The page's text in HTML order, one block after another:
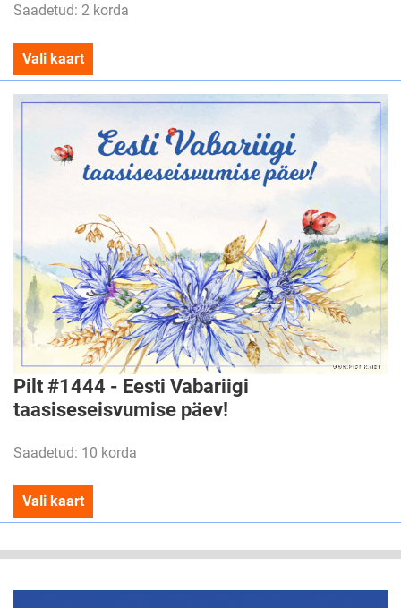
Saadetud: 2 korda
Vali kaart
Pilt #1444 - Eesti Vabariigi
taasiseseisvumise päev!
Saadetud: 10 korda
Vali kaart